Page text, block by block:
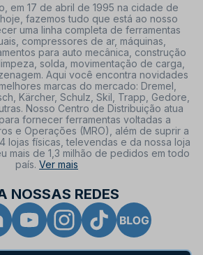
em 17 de abril de 1995 na cidade de
fazemos tudo que está ao nosso
uma linha completa de ferramentas
compressores de ar, máquinas,
para auto mecânica, construção
solda, movimentação de carga,
Aqui você encontra novidades
marcas do mercado: Dremel,
Kärcher, Schulz, Skil, Trapp, Gedore,
Nosso Centro de Distribuição atua
fornecer ferramentas voltadas a
e Operações (MRO), além de suprir a
lojas físicas, televendas e da nossa loja
mais de 1,3 milhão de pedidos em todo
país. Ver mais
NOSSAS REDES